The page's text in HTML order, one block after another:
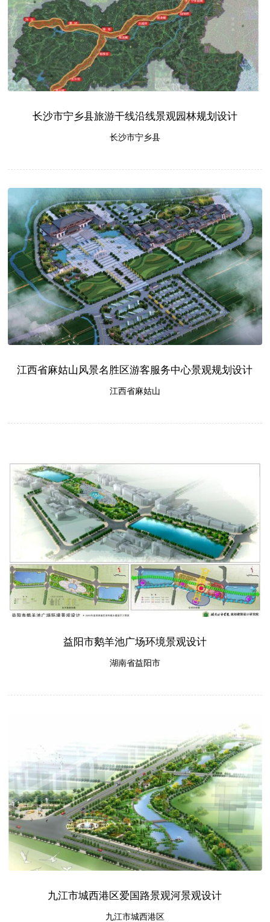
长沙市宁乡县旅游干线沿线景观园林规划设计
长沙市宁乡县
江西省麻姑山风景名胜区游客服务中心景观规划设计
江西省麻姑山
益阳市鹅羊池广场环境景观设计
湖南省益阳市
九江市城西港区爱国路景观河景观设计
九江市城西港区